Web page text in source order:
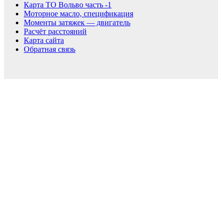
Карта ТО Вольво часть -1
Моторное масло, спецификация
Моменты затяжек — двигатель
Расчёт расстояний
Карта сайта
Обратная связь